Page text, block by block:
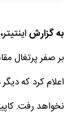
به گزارشاینتیتر،
اعلام کرد که
نخواهد رفت.